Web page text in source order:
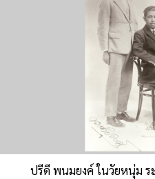
ปรีดี พนมยงค์ ในวัยหนุ่ม ร